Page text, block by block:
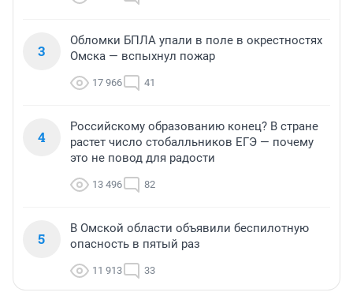
3
Обломки БПЛА упали в поле в окрестностях
Омска — вспыхнул пожар
17 966 41
4
Российскому образованию конец? В стране
растет число стобалльников ЕГЭ — почему
это не повод для радости
13 496 82
5
В Омской области объявили беспилотную
опасность в пятый раз
11 913 33